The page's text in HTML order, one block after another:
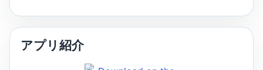
アプリ紹介